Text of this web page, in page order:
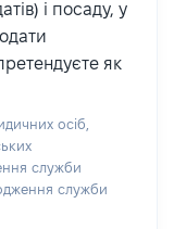
і посаду, у
як
осіб,
служби
служби